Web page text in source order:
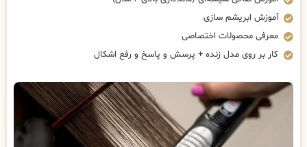
آموزش ابریشم سازی
معرفی محصولات اختصاصی
کار بر روی مدل زنده + پرسش و پاسخ و رفع اشکال